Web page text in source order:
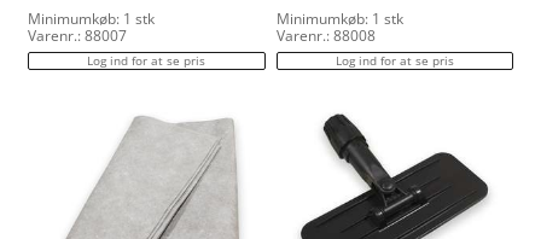
Minimumkøb: 1 stk
Varenr.: 88007
Log ind for at se pris
Minimumkøb: 1 stk
Varenr.: 88008
Log ind for at se pris